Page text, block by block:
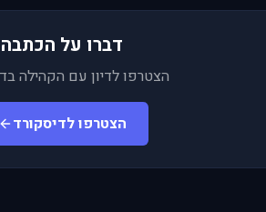
דברו על הכתבה
הצטרפו לדיון עם הקהילה
הצטרפו לדיסקורד